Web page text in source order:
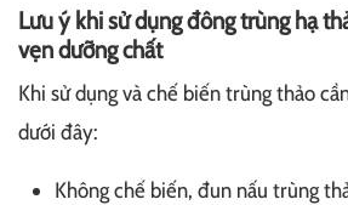
Lưu ý khi sử dụng đông trùng hạ
vẹn dưỡng chất
Khi sử dụng và chế biến trùng thảo
dưới đây:
Không chế biến, đun nấu trùng